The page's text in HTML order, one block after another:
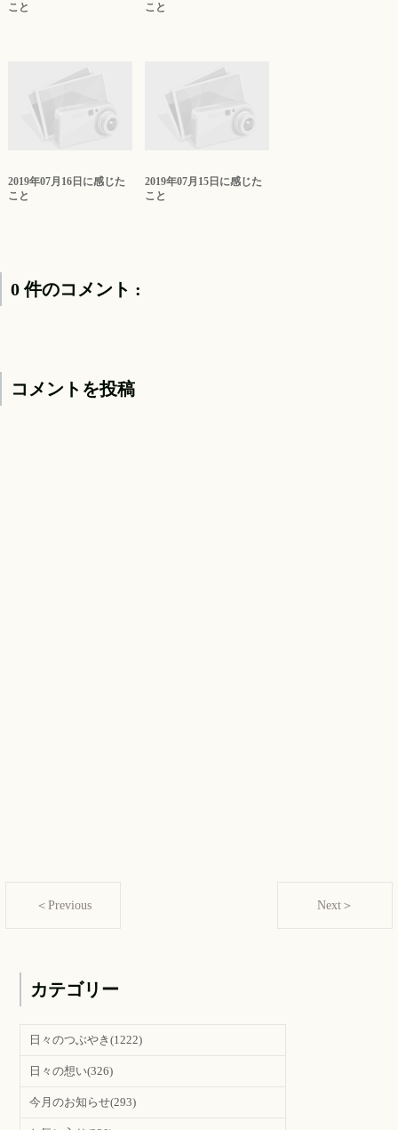
こと
こと
2019年07月16日に感じた
こと
2019年07月15日に感じた
こと
0 件のコメント :
コメントを投稿
＜Previous Next＞
カテゴリー
日々のつぶやき(1222)
日々の想い(326)
今月のお知らせ(293)